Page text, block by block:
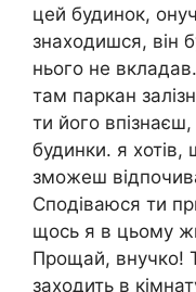
цей будинок,
знаходишся, він
нього не вкладав.
там паркан
ти його
будинки. я
зможеш
Сподіваюся ти
щось я в цьому
Прощай, внучко!
заходить в